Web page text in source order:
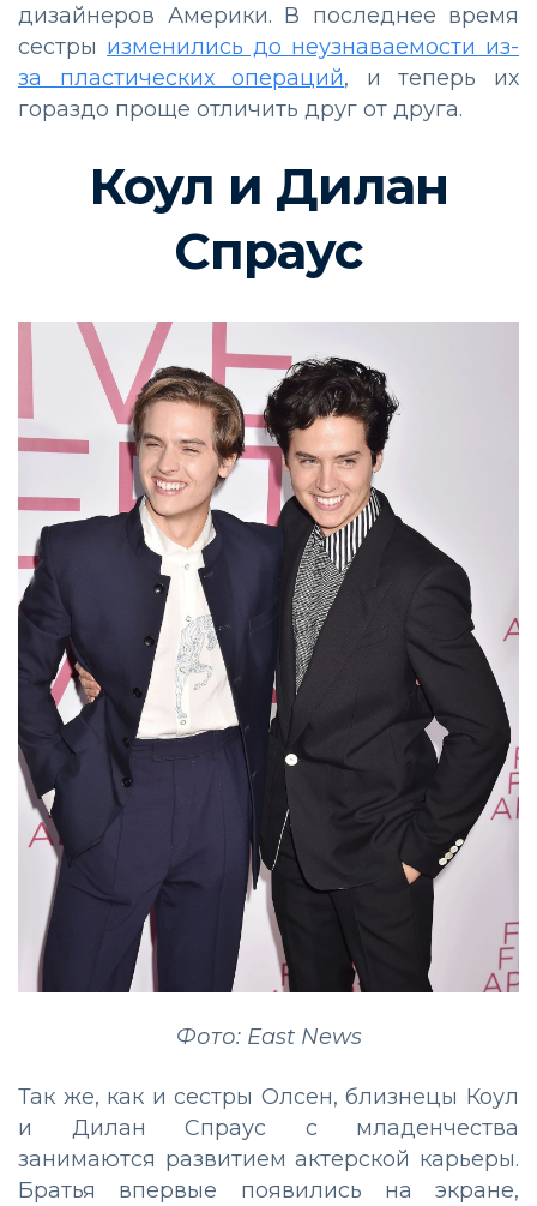
дизайнеров Америки. В последнее время
сестры изменились до неузнаваемости из-
за пластических операций, и теперь их
гораздо проще отличить друг от друга.
Коул и Дилан
Спраус
Фото: East News
Так же, как и сестры Олсен, близнецы Коул
и Дилан Спраус с младенчества
занимаются развитием актерской карьеры.
Братья впервые появились на экране,